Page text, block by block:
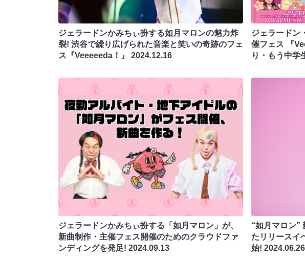
ジェラードンかみちぃ扮する如⽉マロンの魅力炸
裂! 渋谷で繰り広げられた音楽と笑いの奇跡のフェ
ス『Veeeeeda！』 2024.12.16
ジェラードン
催フェス 『
り・もう中学
ジェラードンかみちぃ扮する「如⽉マロン」が、
新曲制作・主催フェス開催のためのクラウドファ
ンディングを発⾜! 2024.09.13
“如月マロン”
たリリースイ
始!2024.06.26